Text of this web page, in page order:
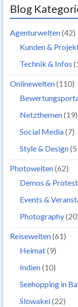
Blog
Agenturwelten(42)
Kunden &
Technik & Infos
Onlinewelten(110)
Netzthemen(19)
Social Media(7)
Style & Design
Photowelten(62)
Demos &
Events &
Photography
Reisewelten(61)
Heimat(9)
Indien(10)
Seehopping in
Slowakei(22)